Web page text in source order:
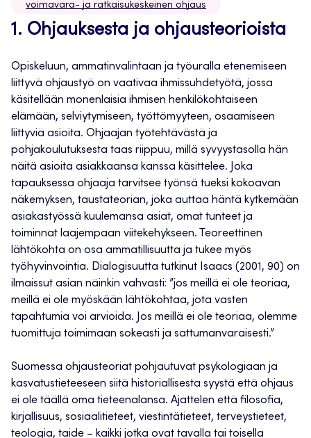
voimavara- ja ratkaisukeskeinen ohjaus
1. Ohjauksesta ja ohjausteorioista
Opiskeluun, ammatinvalintaan ja työuralla etenemiseen
liittyvä ohjaustyö on vaativaa ihmissuhdetyötä, jossa
käsitellään monenlaisia ihmisen henkilökohtaiseen
elämään, selviytymiseen, työttömyyteen, osaamiseen
liittyviä asioita. Ohjaajan työtehtävästä ja
pohjakoulutuksesta taas riippuu, millä syvyystasolla hän
näitä asioita asiakkaansa kanssa käsittelee. Joka
tapauksessa ohjaaja tarvitsee työnsä tueksi kokoavan
näkemyksen, taustateorian, joka auttaa häntä kytkemään
asiakastyössä kuulemansa asiat, omat tunteet ja
toiminnat laajempaan viitekehykseen. Teoreettinen
lähtökohta on osa ammatillisuutta ja tukee myös
työhyvinvointia. Dialogisuutta tutkinut Isaacs (2001, 90) on
ilmaissut asian näinkin vahvasti: ”jos meillä ei ole teoriaa,
meillä ei ole myöskään lähtökohtaa, jota vasten
tapahtumia voi arvioida. Jos meillä ei ole teoriaa, olemme
tuomittuja toimimaan sokeasti ja sattumanvaraisesti.”
Suomessa ohjausteoriat pohjautuvat psykologiaan ja
kasvatustieteeseen siitä historiallisesta syystä että ohjaus
ei ole täällä oma tieteenalansa. Ajattelen että filosofia,
kirjallisuus, sosiaalitieteet, viestintätieteet, terveystieteet,
teologia, taide – kaikki jotka ovat tavalla tai toisella